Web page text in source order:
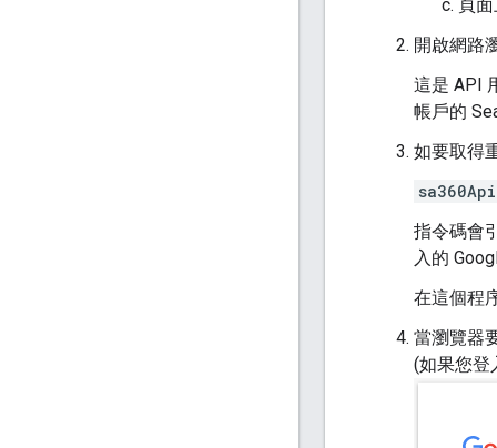
頁
開啟網路
這是 API
帳戶的
如要取得
指令碼會
入的
在這個程
當瀏覽器
(如果您登